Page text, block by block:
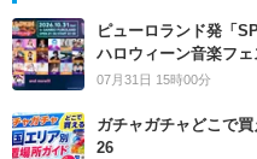
ピューロランド発「
ハロウィーン音楽フェ
07月31日 15時00分
ガチャガチャどこで
26